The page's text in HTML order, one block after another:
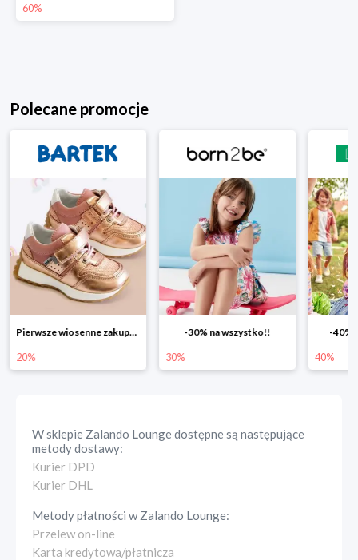
60%
Polecane promocje
Pierwsze wiosenne zakupy -20%
20%
-30% na wszystko!!
30%
-40%
40%
W sklepie Zalando Loungedostępne są następujące
metody dostawy:
Kurier DPD
Kurier DHL
Metody płatności wZalando Lounge:
Przelew on-line
Karta kredytowa/płatnicza